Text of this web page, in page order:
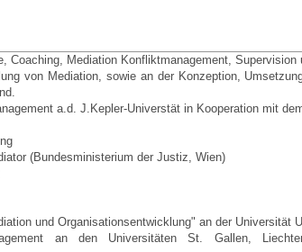
Coaching, Mediation Konfliktmanagement, Supervision
von Mediation, sowie an der Konzeption,
a.d. J.Kepler-Universtät in Kooperation mit
(Bundesministerium der Justiz, Wien)
und Organisationsentwicklung" an der Universität
an den Universitäten St. Gallen,